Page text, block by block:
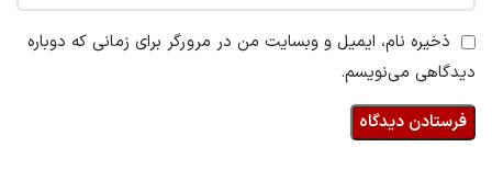
ذخیره نام، ایمیل و وبسایت من در مرورگر برای زمانی که دوباره
دیدگاهی می‌نویسم.